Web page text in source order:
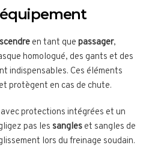
en tant que passager,
homologué, des gants et des
indispensables. Ces éléments
et protègent en cas de chute.
protections intégrées et un
pas les sangles et sangles de
lors du freinage soudain.